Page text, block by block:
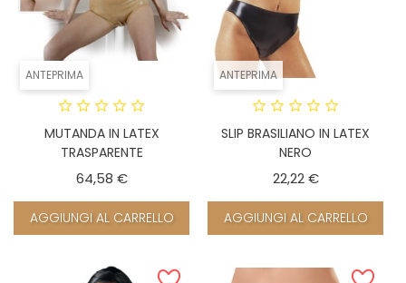
ANTEPRIMA
MUTANDA IN LATEX
TRASPARENTE
64,58 €Prezzo
AGGIUNGI AL CARRELLO
ANTEPRIMA
SLIP BRASILIANO IN LATEX
NERO
22,22 €Prezzo
AGGIUNGI AL CARRELLO